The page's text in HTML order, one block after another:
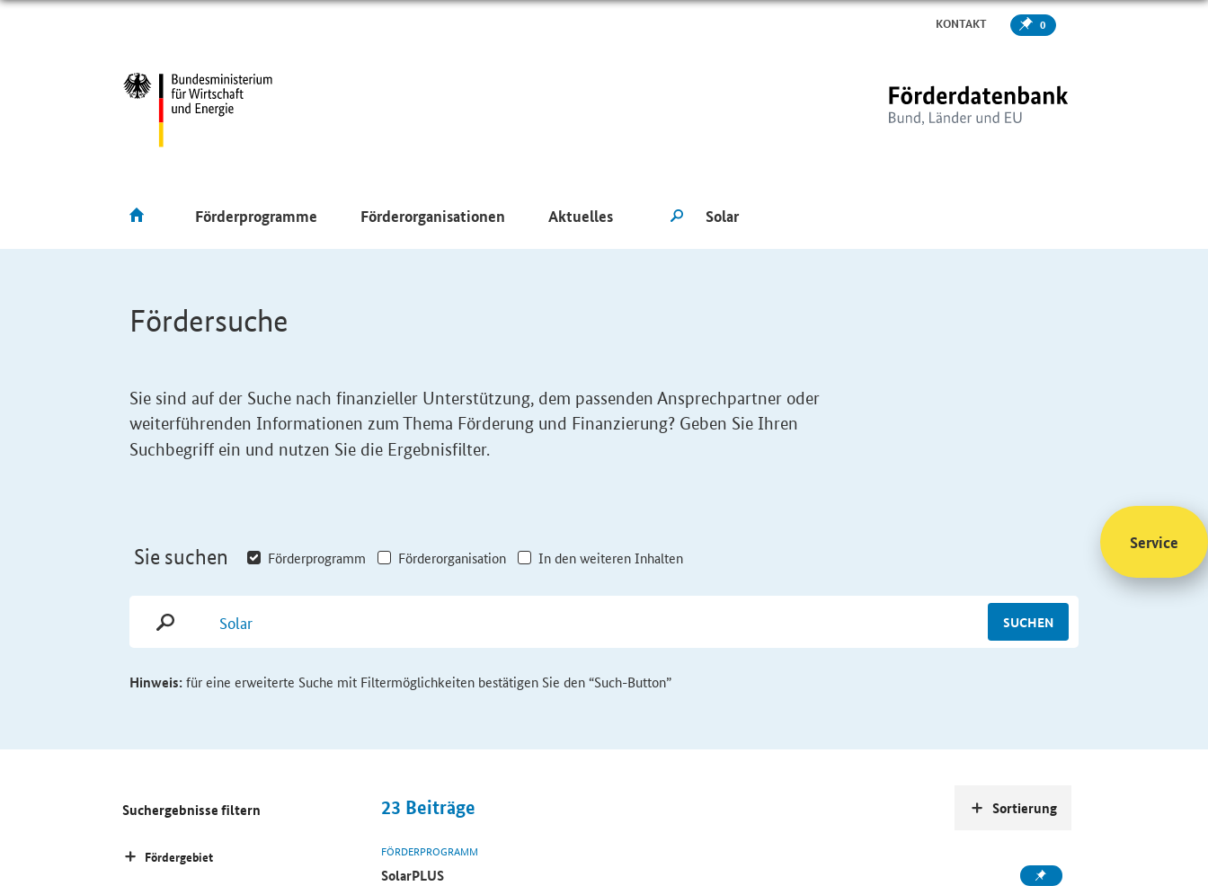
KONTAKT 0
Förderprogramme Förderorganisationen Aktuelles
Fördersuche
Sie sind auf der Suche nach finanzieller Unterstützung, dem passenden Ansprechpartner oder
weiterführenden Informationen zum Thema Förderung und Finanzierung? Geben Sie Ihren
Suchbegriff ein und nutzen Sie die Ergebnisfilter.
Sie suchen Förderprogramm Förderorganisation In den weiteren Inhalten
SUCHEN
Hinweis:für eine erweiterte Suche mit Filtermöglichkeiten bestätigen Sie den “Such-Button”
23 Beiträge
FÖRDERPROGRAMM
SolarPLUS
Sortierung
Suchergebnisse filtern
Fördergebiet
Service